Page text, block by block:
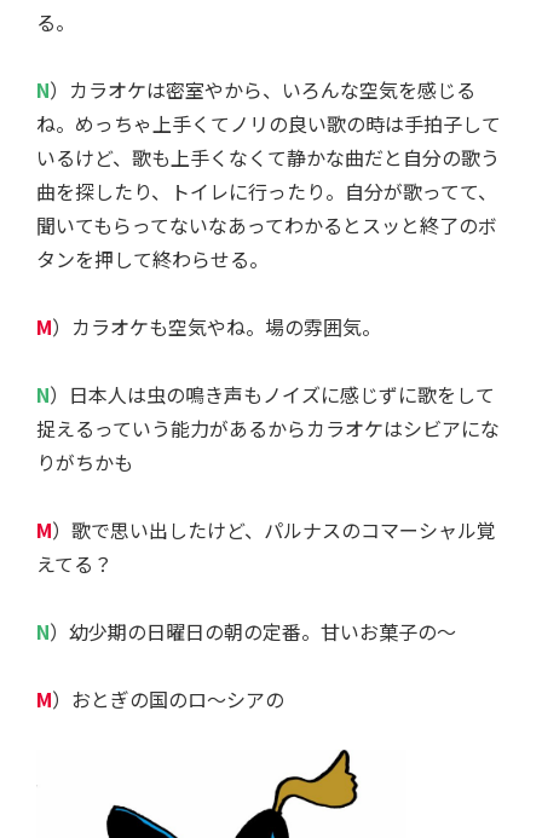
る。
N）カラオケは密室やから、いろんな空気を感じる
ね。めっちゃ上手くてノリの良い歌の時は手拍子して
いるけど、歌も上手くなくて静かな曲だと自分の歌う
曲を探したり、トイレに行ったり。自分が歌ってて、
聞いてもらってないなあってわかるとスッと終了のボ
タンを押して終わらせる。
M）カラオケも空気やね。場の雰囲気。
N）日本人は虫の鳴き声もノイズに感じずに歌をして
捉えるっていう能力があるからカラオケはシビアにな
りがちかも
M）歌で思い出したけど、パルナスのコマーシャル覚
えてる？
N）幼少期の日曜日の朝の定番。甘いお菓子の〜
M）おとぎの国のロ〜シアの